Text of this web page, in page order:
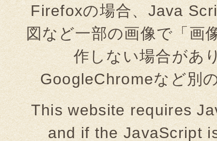
Firefoxの場合、Java
図など一部の画像で「画
作しない場合があ
GoogleChromeなど別
This website requires
and if the JavaScript